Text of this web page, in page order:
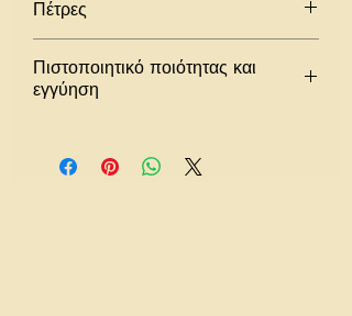
18Κ κίτρινα επιχρυσωμένα
στοιχεία.
Πέτρες
Πιστοποιητικό ποιότητας και
εγγύηση
από το ατομικό και ειδικό
πιστοποιητικό ποιότητας των υλικών